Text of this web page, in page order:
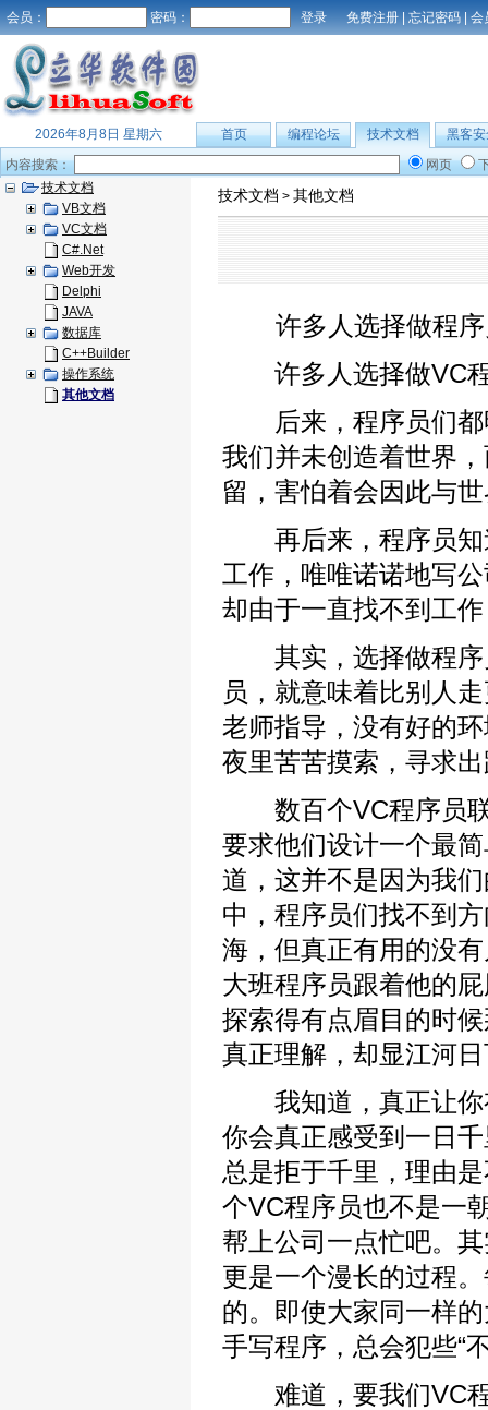
会员： 密码： 免费注册 | 忘记密码 | 会
2026年8月8日 星期六 首页 编程论坛 技术文档
黑客安
内容搜索：
网页
技术文档
VB文档
VC文档
C#.Net
Web开发
Delphi
JAVA
数据库
C++Builder
操作系统
其他文档
技术文档 > 其他文档
许多人选择做程序
许多人选择做VC程
后来，程序员们都
我们并未创造着世界
留，害怕着会因此与
再后来，程序员知
工作，唯唯诺诺地写
却由于一直找不到工
其实，选择做程序
员，就意味着比别人
老师指导，没有好的
夜里苦苦摸索，寻求
数百个VC程序员联
要求他们设计一个最
道，这并不是因为我
中，程序员们找不到
海，但真正有用的没
大班程序员跟着他的
探索得有点眉目的时
真正理解，却显江河
我知道，真正让你
你会真正感受到一日
总是拒于千里，理由
个VC程序员也不是一
帮上公司一点忙吧。
更是一个漫长的过程
的。即使大家同一样
手写程序，总会犯些“
难道，要我们VC程